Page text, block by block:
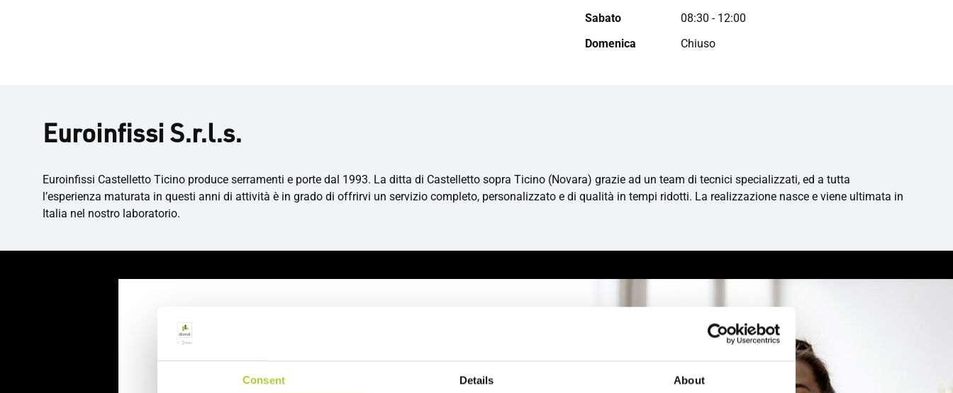
Consent Details About
Sabato
08:30 - 12:00
Domenica
Chiuso
Euroinfissi S.r.l.s.
Euroinfissi Castelletto Ticino produce serramenti e porte dal 1993. La ditta di Castelletto sopra Ticino (Novara) grazie ad un team di tecnici specializzati, ed a tutta
l’esperienza maturata in questi anni di attività è in grado di offrirvi un servizio completo, personalizzato e di qualità in tempi ridotti. La realizzazione nasce e viene ultimata in
Italia nel nostro laboratorio.
Richiedi un preventivo
Richiedi il tuo preventivo in 2 minuti